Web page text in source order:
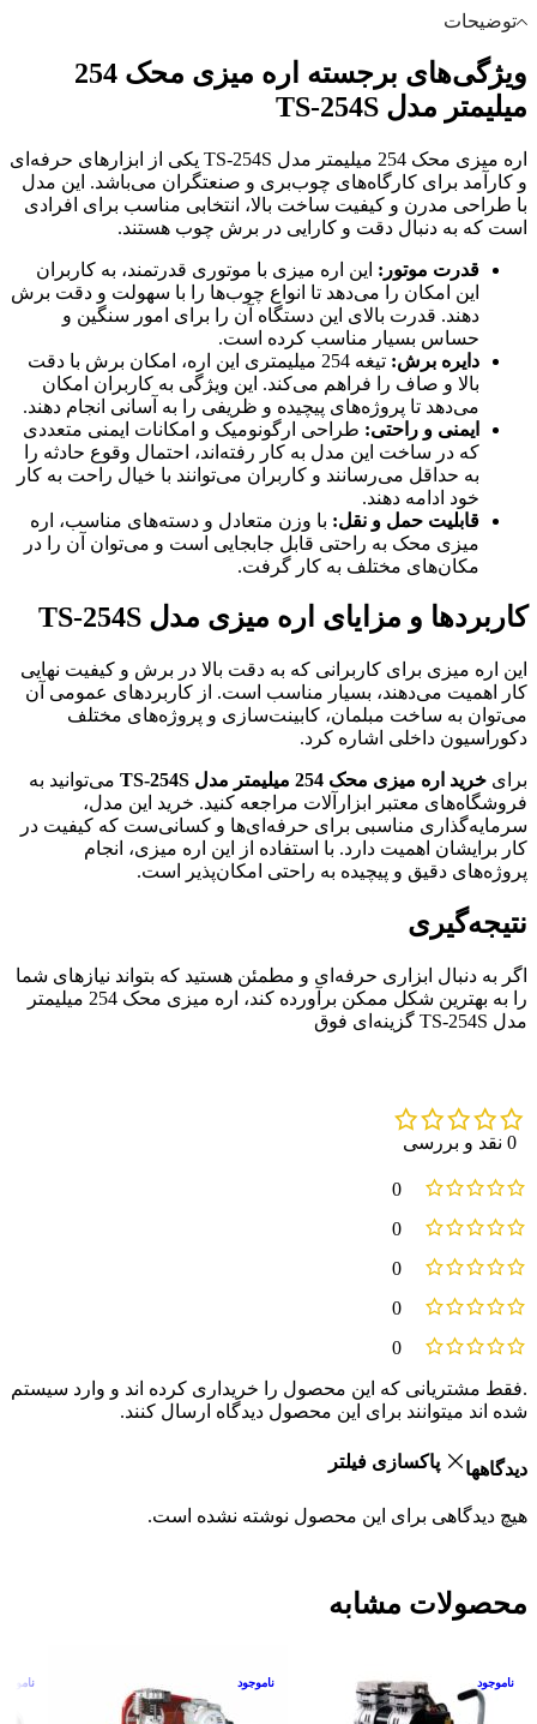
توضیحات
ویژگی‌های برجسته اره میزی محک 254
میلیمتر مدل TS-254S
اره میزی محک 254 میلیمتر مدل TS-254S یکی از ابزارهای حرفه‌ای
و کارآمد برای کارگاه‌های چوب‌بری و صنعتگران می‌باشد. این مدل
با طراحی مدرن و کیفیت ساخت بالا، انتخابی مناسب برای افرادی
است که به دنبال دقت و کارایی در برش چوب هستند.
قدرت موتور:این اره میزی با موتوری قدرتمند، به کاربران
این امکان را می‌دهد تا انواع چوب‌ها را با سهولت و دقت برش
دهند. قدرت بالای این دستگاه آن را برای امور سنگین و
حساس بسیار مناسب کرده است.
دایره برش:
تیغه 254 میلیمتری این اره، امکان برش با دقت
بالا و صاف را فراهم می‌کند. این ویژگی به کاربران امکان
می‌دهد تا پروژه‌های پیچیده و ظریفی را به آسانی انجام دهند.
ایمنی و راحتی:طراحی ارگونومیک و امکانات ایمنی متعددی
که در ساخت این مدل به کار رفته‌اند، احتمال وقوع حادثه را
به حداقل می‌رسانند و کاربران می‌توانند با خیال راحت به کار
خود ادامه دهند.
قابلیت حمل و نقل:با وزن متعادل و دسته‌های مناسب، اره
میزی محک به راحتی قابل جابجایی است و می‌توان آن را در
مکان‌های مختلف به کار گرفت.
کاربردها و مزایای اره میزی مدل TS-254S
این اره میزی برای کاربرانی که به دقت بالا در برش و کیفیت نهایی
کار اهمیت می‌دهند، بسیار مناسب است. از کاربردهای عمومی آن
می‌توان به ساخت مبلمان، کابینت‌سازی و پروژه‌های مختلف
دکوراسیون داخلی اشاره کرد.
برای خرید اره میزی محک 254 میلیمتر مدل TS-254S
می‌توانید به
فروشگاه‌های معتبر ابزارآلات مراجعه کنید. خرید این مدل،
سرمایه‌گذاری مناسبی برای حرفه‌ای‌ها و کسانی‌ست که کیفیت در
کار برایشان اهمیت دارد. با استفاده از این اره میزی، انجام
پروژه‌های دقیق و پیچیده به راحتی امکان‌پذیر است.
نتیجه‌گیری
اگر به دنبال ابزاری حرفه‌ای و مطمئن هستید که بتواند نیازهای شما
را به بهترین شکل ممکن برآورده کند، اره میزی محک 254 میلیمتر
مدل TS-254S گزینه‌ای فوق
0 نقد و بررسی
0
0
0
0
0
دیدگاهها پاکسازی فیلتر
هیچ دیدگاهی برای این محصول نوشته نشده است.
.فقط مشتریانی که این محصول را خریداری کرده اند و وارد سیستم
شده اند میتوانند برای این محصول دیدگاه ارسال کنند.
محصولات مشابه
ناموجود ناموجود ناموجود